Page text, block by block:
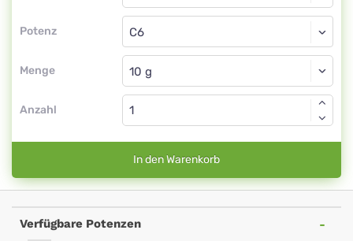
Potenz
Globuli
C6
Menge
Globuli
Anzahl
In den Warenkorb
Verfügbare Potenzen